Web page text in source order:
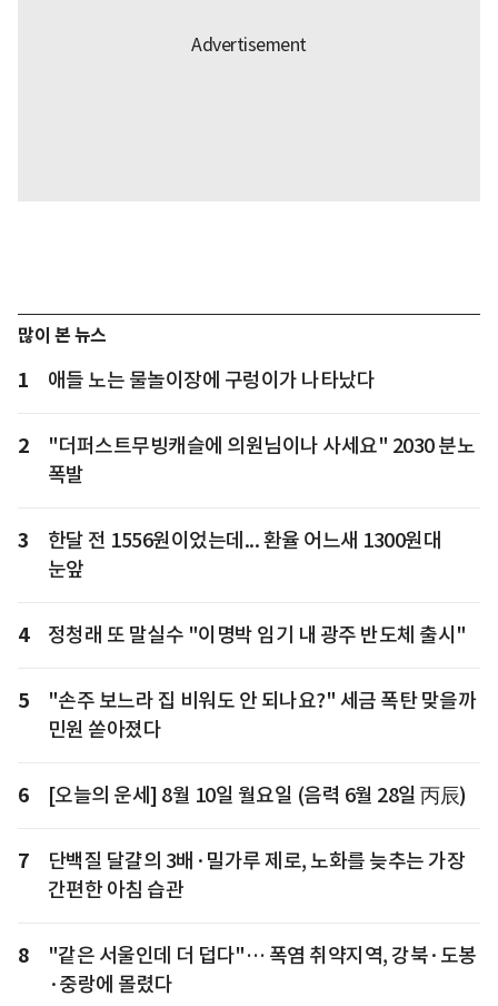
많이 본 뉴스
1 애들 노는 물놀이장에 구렁이가 나타났다
2
"더퍼스트무빙캐슬에 의원님이나 사세요" 2030 분노
폭발
3
한달 전 1556원이었는데... 환율 어느새 1300원대
눈앞
4 정청래 또 말실수 "이명박 임기 내 광주 반도체 출시"
5
"손주 보느라 집 비워도 안 되나요?" 세금 폭탄 맞을까
민원 쏟아졌다
6 [오늘의 운세] 8월 10일 월요일 (음력 6월 28일 丙辰)
7
단백질 달걀의 3배·밀가루 제로, 노화를 늦추는 가장
간편한 아침 습관
8
"같은 서울인데 더 덥다"… 폭염 취약지역, 강북·도봉
·중랑에 몰렸다